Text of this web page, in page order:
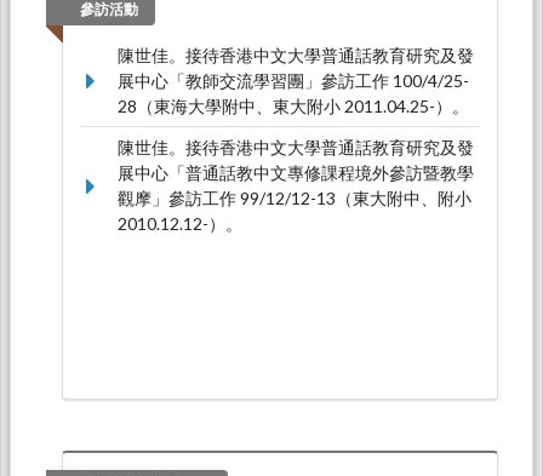
參訪活動
陳世佳。接待香港中文大學普通話教育研究及發
展中心「教師交流學習團」參訪工作 100/4/25-
28（東海大學附中、東大附小 2011.04.25-）。
陳世佳。接待香港中文大學普通話教育研究及發
展中心「普通話教中文專修課程境外參訪暨教學
觀摩」參訪工作 99/12/12-13（東大附中、附小
2010.12.12-）。